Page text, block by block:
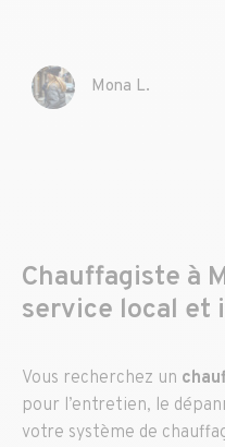
Mona L.
Chauffagiste à
service local
Vous recherchez un
pour l’entretien, le
votre système de